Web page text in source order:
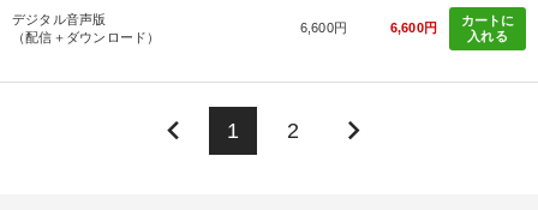
デジタル音声版
（配信＋ダウンロード）
6,600円 6,600円
カートに
入れる
keyboard_arrow_left 1 2 keyboard_arrow_right